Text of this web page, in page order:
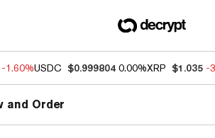
-1.60%USDC $0.999804 0.00%XRP $1.035 -
and Order